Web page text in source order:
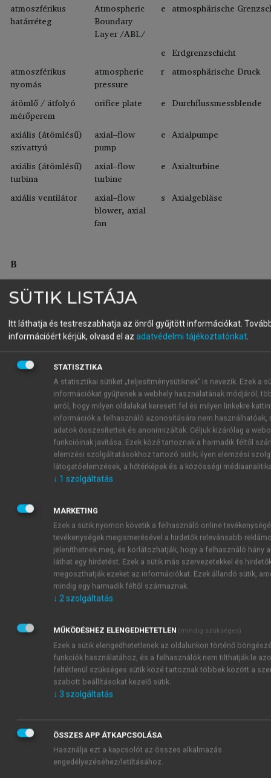
atmoszférikus
határréteg
Atmospheric
Boundary
Layer /ABL/
e atmosphärische
e Erdgrenzschicht
atmoszférikus
nyomás
atmospheric
pressure
r atmosphärische Druck
átömlő / átfolyó
mérőperem
orifice plate e Durchflussmessblende
axiális (átömlésű)
szivattyú
axial–flow
pump
e Axialpumpe
axiális (átömlésű)
turbina
axial–flow
turbine
e Axialturbine
axiális ventilátor
axial–flow
blower, axial
fan
s Axialgebläse
B
belépési
tartomány
entrance / inlet
region
belépési
veszteség
entrance / inlet
loss
r Eintrittsverlust
BERNOULLI–
egyenlet
BERNOULLI
equation
e BERNOULLIsche
mérőperem
inlet orifice
plate
e Einsaugmessblende
beszívó tölcsér inlet cone r Einlauftrichter / r
Einsaugtrichter
CARNOT–idom
/ ~ átmenet
BORDA–
CARNOT
transition
e plötzliche
Querschnittserweiterung
csöves
manométer
ga(u)ge
manometer
bubble e Blase
BUCKINGHAM–
féle p elmélet
BUCKINGHAM’s
p THEOREM
e BUCKINGHAMsche p
Theorie
centripetális centripetal
acceleration
e Zentripetalbeschleunigung
CHÉZY
equation /
formula
e CHÉZYsche Gleichung
tényező
coefficient
COANDA
effect
r COANDA–Effekt
SÜTIK LISTÁJA
Itt láthatja és testreszabhatja az önről gyűjtött információkat.
információért kérjük, olvasd el az adatvédelmi tájékoztatónkat.
STATISZTIKA
A statisztikai sütiket „teljesítménysütiknek” is nevezik. Ezek a
információkat gyűjtenek a webhely használatának módjáról,
arról, hogy milyen oldalakat keresett fel és milyen linkekre
információk a felhasználó azonosítására nem használhatóak,
adatok összesítettek és anonimizáltak. Céljuk kizárólag a
funkcióinak javítása. Ezek közé tartoznak a harmadik féltől
elemzési szolgáltatásokhoz tartozó sütik; ilyen elemzési
látogatóelemzések, a hőtérképek és a közösségi
↓ 1 szolgáltatás
MARKETING
Ezek a sütik nyomon követik a felhasználó online
tevékenységek megismerésével a hirdetők relevánsabb
jeleníthetnek meg, és korlátozhatják, hogy a felhasználó hány
láthat egy hirdetést. Ezek a sütik más szervezetekkel és
megoszthatják ezeket az információkat. Ezek állandó sütik,
mindig egy harmadik féltől származnak.
↓ 2szolgáltatás
MŰKÖDÉSHEZ ELENGEDHETETLEN (mindig szükséges)
Ezek a sütik elengedhetetlenek az oldalunkon történő
funkciók használatához, és a felhasználók nem tilthatják le
feltétlenül szükséges sütik közé tartoznak többek között a
szabott beállításokat kezelő sütik.
↓ 3 szolgáltatás
ÖSSZES APP ÁTKAPCSOLÁSA
Használja ezt a kapcsolót az összes alkalmazás
engedélyezéséhez/letiltásához.